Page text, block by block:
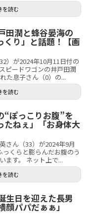
を読む
田潤と蜂谷晏海の
くり」と話題！【画
）が2024年10月11日付の
ピードワゴンの井戸田潤
た息子さん（0）の...
を読む
“ぽっこりお腹”を
たねぇ」「お身体大
さん（33）が2024年9月
くらと膨らんだお腹のう
ます。 ネット上で...
を読む
生日を迎えた長男
顔パパだぁぁ」